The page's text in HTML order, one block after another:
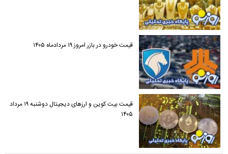
قیمت خودرو در بازر امروز ۱۹ مردادماه ۱۴۰۵
قیمت بیت کوین و ارز‌های دیجیتال دوشنبه ۱۹ مرداد
۱۴۰۵